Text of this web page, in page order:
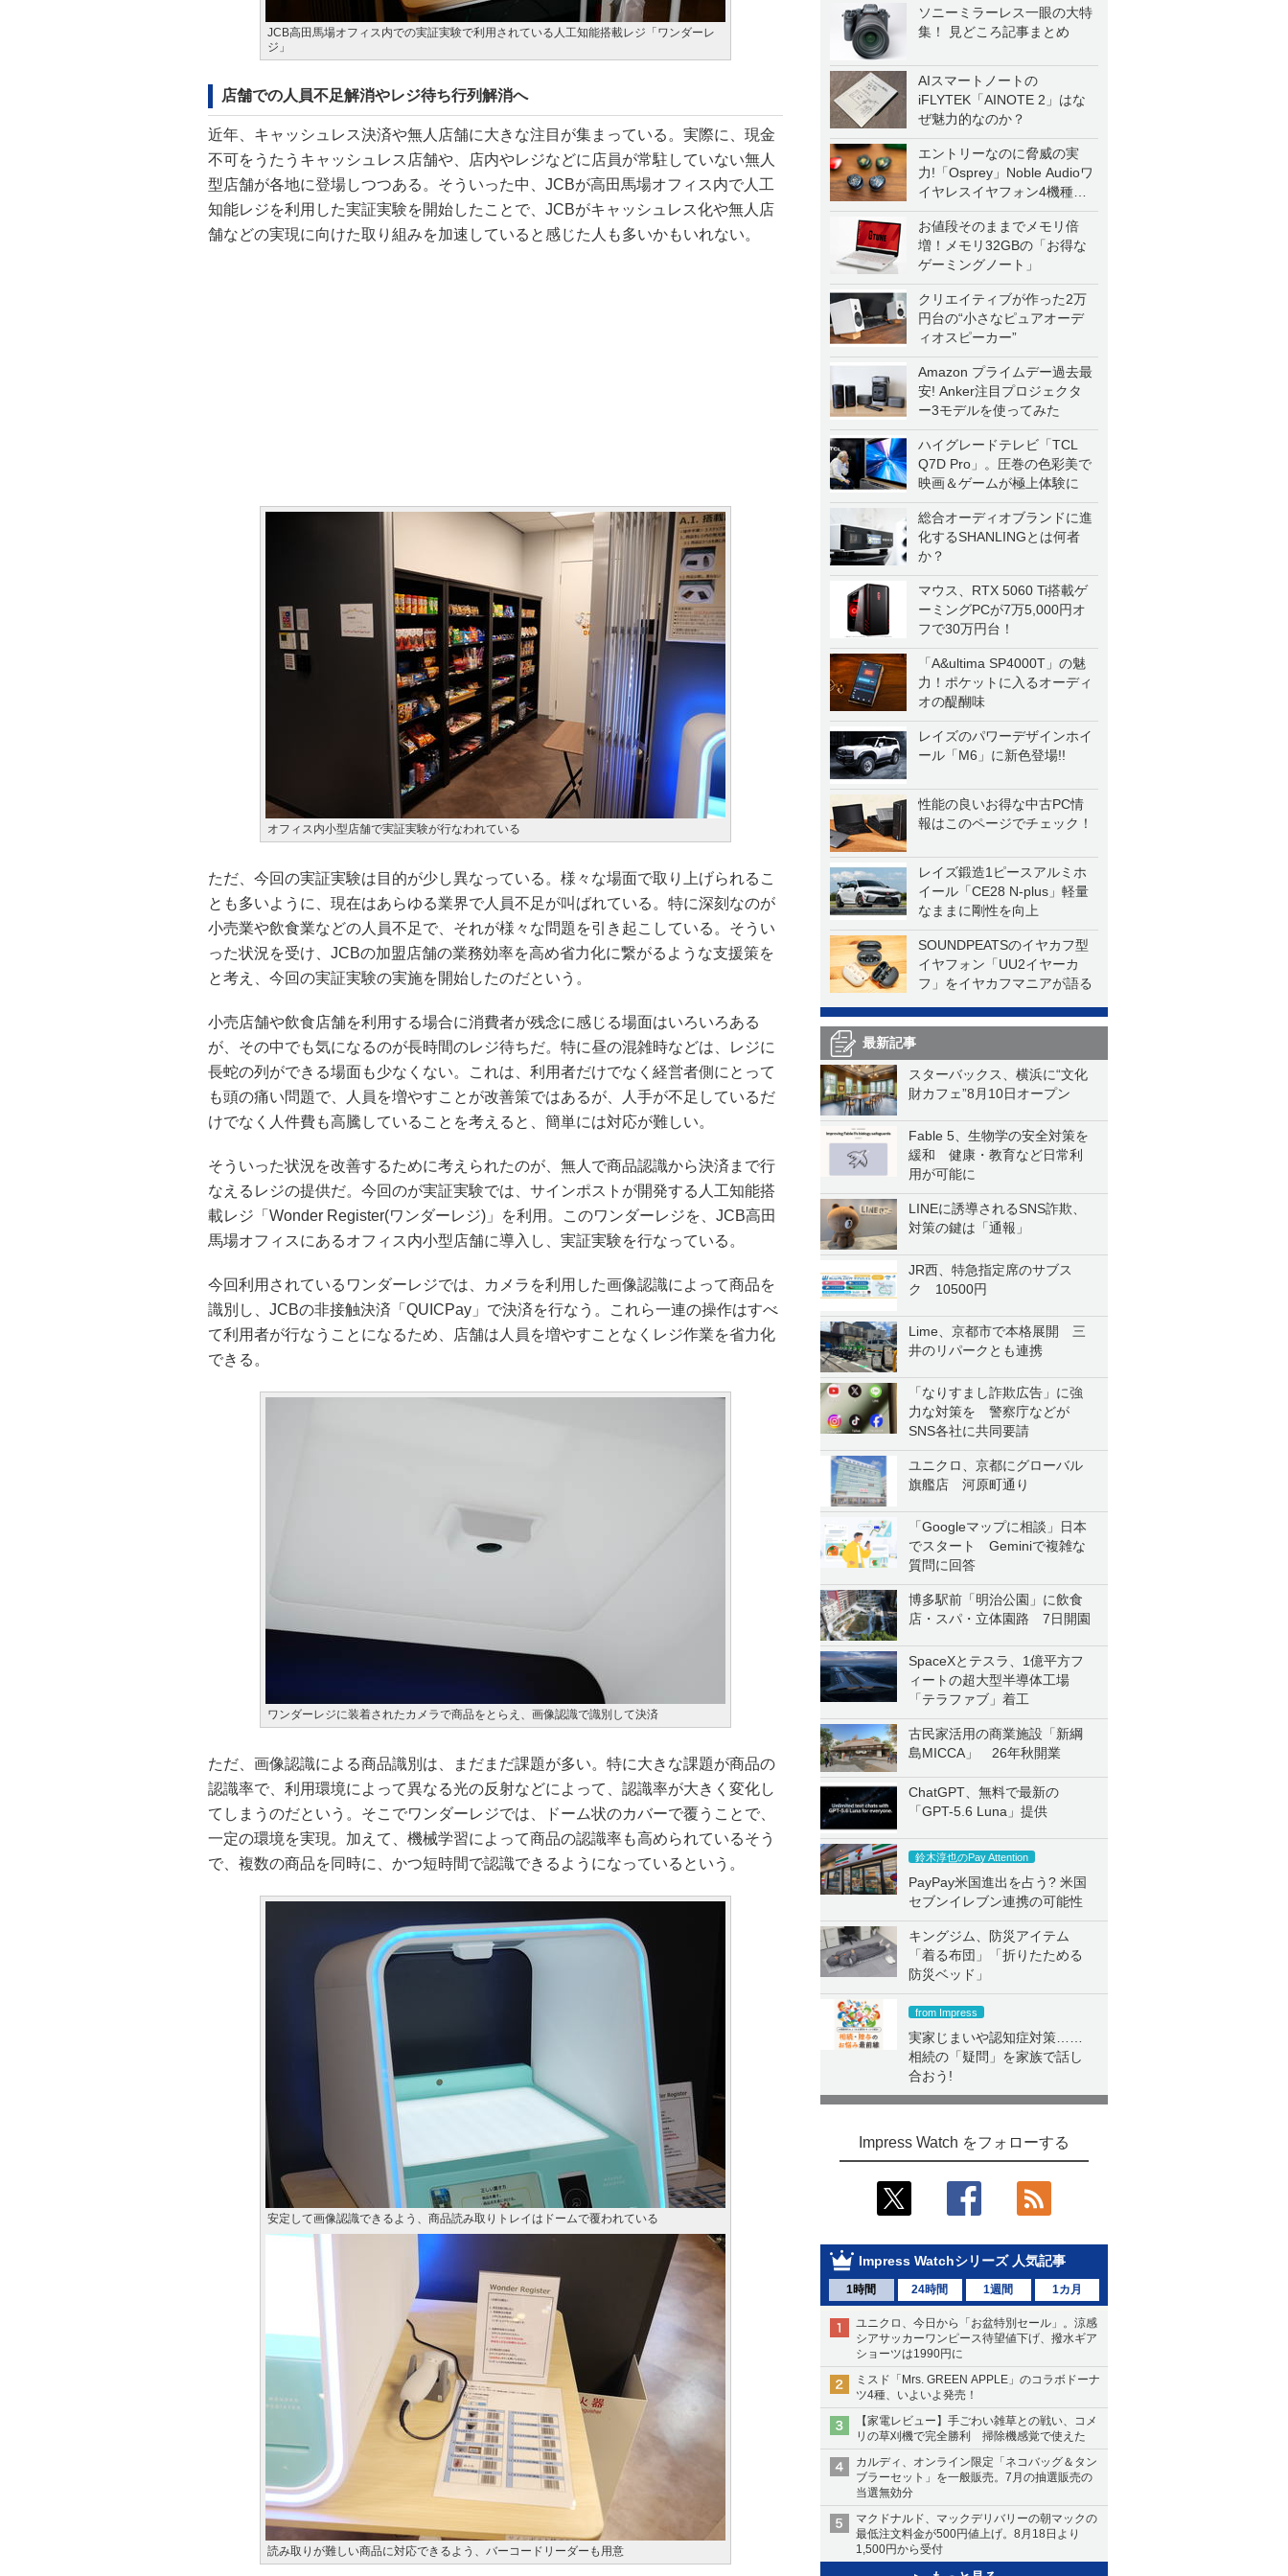
ソニーミラーレス一眼の大特
集！ 見どころ記事まとめ
AIスマートノートの
iFLYTEK「AINOTE 2」はな
ぜ魅力的なのか？
エントリーなのに脅威の実
力!「Osprey」Noble Audioワ
イヤレスイヤフォン4機種を
一気に聴く
お値段そのままでメモリ倍
増！メモリ32GBの「お得な
ゲーミングノート」
クリエイティブが作った2万
円台の“小さなピュアオーデ
ィオスピーカー”
Amazon プライムデー過去最
安! Anker注目プロジェクタ
ー3モデルを使ってみた
ハイグレードテレビ「TCL
Q7D Pro」。圧巻の色彩美で
映画＆ゲームが極上体験に
総合オーディオブランドに進
化するSHANLINGとは何者
か？
マウス、RTX 5060 Ti搭載ゲ
ーミングPCが7万5,000円オ
フで30万円台！
「A&ultima SP4000T」の魅
力！ポケットに入るオーディ
オの醍醐味
レイズのパワーデザインホイ
ール「M6」に新色登場!!
性能の良いお得な中古PC情
報はこのページでチェック！
レイズ鍛造1ピースアルミホ
イール「CE28 N-plus」軽量
なままに剛性を向上
SOUNDPEATSのイヤカフ型
イヤフォン「UU2イヤーカ
フ」をイヤカフマニアが語る
最新記事
スターバックス、横浜に“文化
財カフェ”8月10日オープン
Fable 5、生物学の安全対策を
緩和 健康・教育など日常利
用が可能に
LINEに誘導されるSNS詐欺、
対策の鍵は「通報」
JR西、特急指定席のサブス
ク 10500円
Lime、京都市で本格展開 三
井のリパークとも連携
「なりすまし詐欺広告」に強
力な対策を 警察庁などが
SNS各社に共同要請
ユニクロ、京都にグローバル
旗艦店 河原町通り
「Googleマップに相談」日本
でスタート Geminiで複雑な
質問に回答
博多駅前「明治公園」に飲食
店・スパ・立体園路 7日開園
SpaceXとテスラ、1億平方フ
ィートの超大型半導体工場
「テラファブ」着工
古民家活用の商業施設「新綱
島MICCA」 26年秋開業
ChatGPT、無料で最新の
「GPT-5.6 Luna」提供
鈴木淳也のPay Attention
PayPay米国進出を占う? 米国
セブンイレブン連携の可能性
キングジム、防災アイテム
「着る布団」「折りたためる
防災ベッド」
from Impress
実家じまいや認知症対策……
相続の「疑問」を家族で話し
合おう!
Impress Watch をフォローする
Impress Watchシリーズ 人気記事
1時間 24時間 1週間 1カ月
ユニクロ、今日から「お盆特別セール」。涼感
シアサッカーワンピース待望値下げ、撥水ギア
ショーツは1990円に
ミスド「Mrs. GREEN APPLE」のコラボドーナ
ツ4種、いよいよ発売！
【家電レビュー】手ごわい雑草との戦い、コメ
リの草刈機で完全勝利 掃除機感覚で使えた
カルディ、オンライン限定「ネコバッグ＆タン
ブラーセット」を一般販売。7月の抽選販売の
当選無効分
マクドナルド、マックデリバリーの朝マックの
最低注文料金が500円値上げ。8月18日より
1,500円から受付
JCB高田馬場オフィス内での実証実験で利用されている人工知能搭載レジ「ワンダーレ
ジ」
店舗での人員不足解消やレジ待ち行列解消へ
近年、キャッシュレス決済や無人店舗に大きな注目が集まっている。実際に、現金
不可をうたうキャッシュレス店舗や、店内やレジなどに店員が常駐していない無人
型店舗が各地に登場しつつある。そういった中、JCBが高田馬場オフィス内で人工
知能レジを利用した実証実験を開始したことで、JCBがキャッシュレス化や無人店
舗などの実現に向けた取り組みを加速していると感じた人も多いかもいれない。
オフィス内小型店舗で実証実験が行なわれている
ただ、今回の実証実験は目的が少し異なっている。様々な場面で取り上げられるこ
とも多いように、現在はあらゆる業界で人員不足が叫ばれている。特に深刻なのが
小売業や飲食業などの人員不足で、それが様々な問題を引き起こしている。そうい
った状況を受け、JCBの加盟店舗の業務効率を高め省力化に繋がるような支援策を
と考え、今回の実証実験の実施を開始したのだという。
小売店舗や飲食店舗を利用する場合に消費者が残念に感じる場面はいろいろある
が、その中でも気になるのが長時間のレジ待ちだ。特に昼の混雑時などは、レジに
長蛇の列ができる場面も少なくない。これは、利用者だけでなく経営者側にとって
も頭の痛い問題で、人員を増やすことが改善策ではあるが、人手が不足しているだ
けでなく人件費も高騰していることを考えると、簡単には対応が難しい。
そういった状況を改善するために考えられたのが、無人で商品認識から決済まで行
なえるレジの提供だ。今回のが実証実験では、サインポストが開発する人工知能搭
載レジ「Wonder Register(ワンダーレジ)」を利用。このワンダーレジを、JCB高田
馬場オフィスにあるオフィス内小型店舗に導入し、実証実験を行なっている。
今回利用されているワンダーレジでは、カメラを利用した画像認識によって商品を
識別し、JCBの非接触決済「QUICPay」で決済を行なう。これら一連の操作はすべ
て利用者が行なうことになるため、店舗は人員を増やすことなくレジ作業を省力化
できる。
ワンダーレジに装着されたカメラで商品をとらえ、画像認識で識別して決済
ただ、画像認識による商品識別は、まだまだ課題が多い。特に大きな課題が商品の
認識率で、利用環境によって異なる光の反射などによって、認識率が大きく変化し
てしまうのだという。そこでワンダーレジでは、ドーム状のカバーで覆うことで、
一定の環境を実現。加えて、機械学習によって商品の認識率も高められているそう
で、複数の商品を同時に、かつ短時間で認識できるようになっているという。
安定して画像認識できるよう、商品読み取りトレイはドームで覆われている
読み取りが難しい商品に対応できるよう、バーコードリーダーも用意